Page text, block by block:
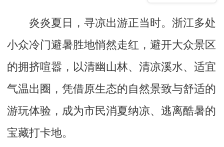
炎炎夏日，寻凉出游正当时。浙江多处
小众冷门避暑胜地悄然走红，避开大众景区
的拥挤喧嚣，以清幽山林、清凉溪水、适宜
气温出圈，凭借原生态的自然景致与舒适的
游玩体验，成为市民消夏纳凉、逃离酷暑的
宝藏打卡地。